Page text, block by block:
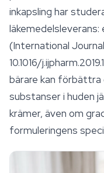
inkapsling har
(International
10.1016/
bärare kan förbättra
substanser i huden
krämer, även om
formuleringens